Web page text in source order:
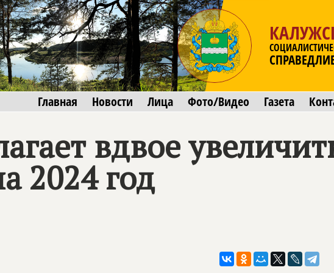
Главная Новости Лица Фото/Видео Газета
вдвое
2024 год